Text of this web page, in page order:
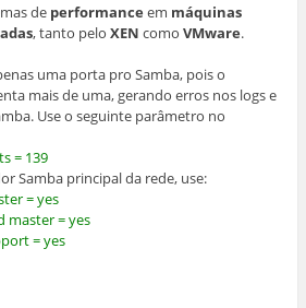
de performance em máquinas
, tanto peloXEN comoVMware.
uma porta pro Samba, pois o
mais de uma, gerando erros nos logs e
Use o seguinte parâmetro no
= 139
Samba principal da rede, use:
= yes
master = yes
= yes